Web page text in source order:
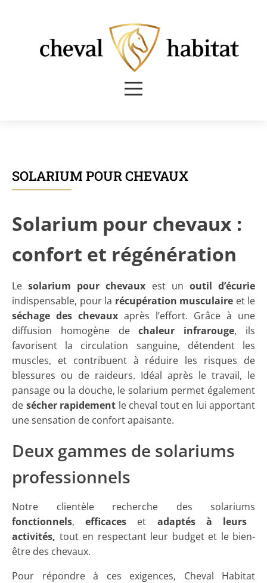
SOLARIUM POUR CHEVAUX
Solarium pour chevaux :
confort et régénération
Lesolarium pour chevaux est un outil d’écurie
indispensable, pour la récupération musculaire et le
séchage des chevaux après l’effort. Grâce à une
diffusion homogène dechaleur infrarouge, ils
favorisent la circulation sanguine, détendent les
muscles, et contribuent à réduire les risques de
blessures ou de raideurs. Idéal après le travail, le
pansage ou la douche, le solarium permet également
de sécher rapidement le cheval tout en lui apportant
une sensation de confort apaisante.
Deux gammes de solariums
professionnels
Notre clientèle recherche des solariums
fonctionnels, efficaces et adaptés à leurs
activités, tout en respectant leur budget et le bien-
être des chevaux.
Pour répondre à ces exigences, Cheval Habitat